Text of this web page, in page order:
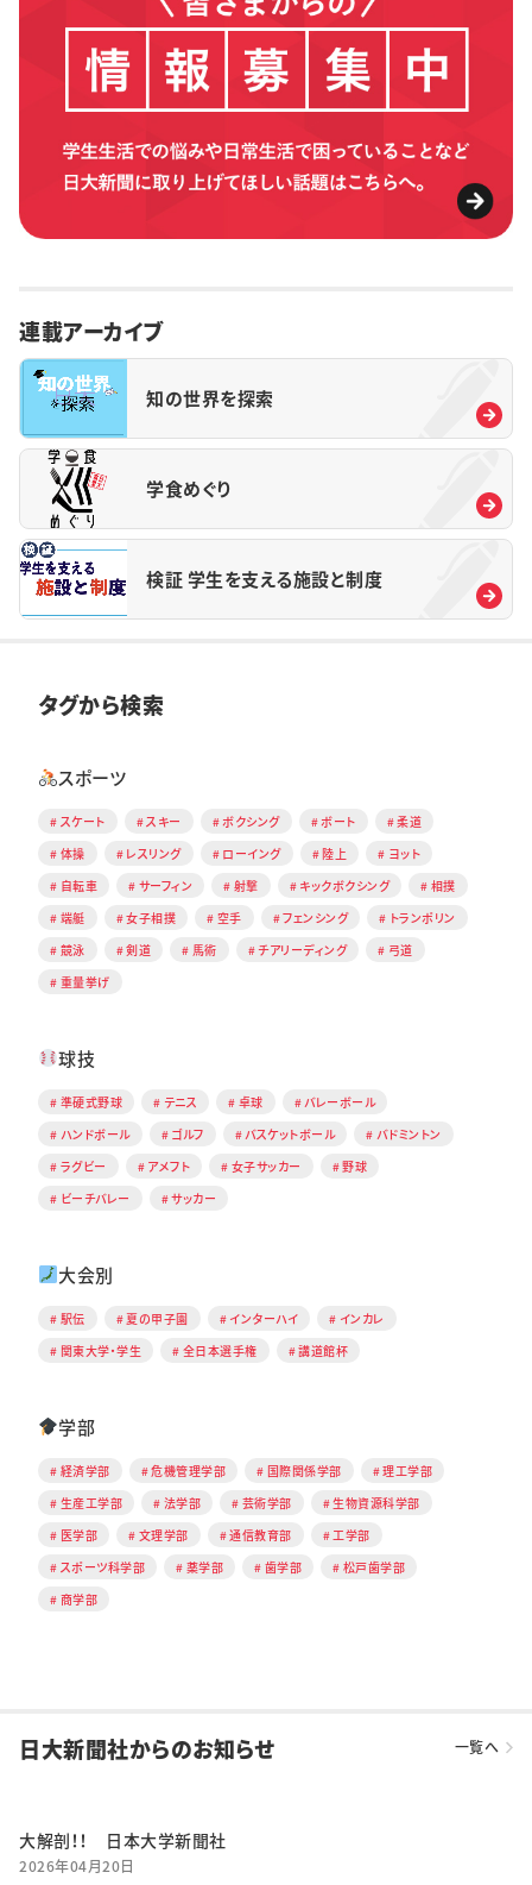
連載アーカイブ
知の世界を探索
学食めぐり
検証 学生を支える施設と制度
タグから検索
スポーツ
スケート スキー ボクシング ボート
柔道
体操
レスリング ローイング 陸上
ヨット
自転車
サーフィン 射撃 キックボクシング
相撲
端艇
女子相撲 空手 フェンシング
トランポリン
競泳
剣道 馬術 チアリーディング
弓道
重量挙げ
球技
準硬式野球 テニス 卓球
バレーボール
ハンドボール
ゴルフ バスケットボール
バドミントン
ラグビー
アメフト 女子サッカー
野球
ビーチバレー
サッカー
大会別
駅伝 夏の甲子園 インターハイ
インカレ
関東大学・学生
全日本選手権 講道館杯
学部
経済学部 危機管理学部 国際関係学部
理工学部
生産工学部
法学部 芸術学部
生物資源科学部
医学部
文理学部 通信教育部
工学部
スポーツ科学部
薬学部 歯学部
松戸歯学部
商学部
日大新聞社からのお知らせ 一覧へ
大解剖！！ 日本大学新聞社
2026年04月20日